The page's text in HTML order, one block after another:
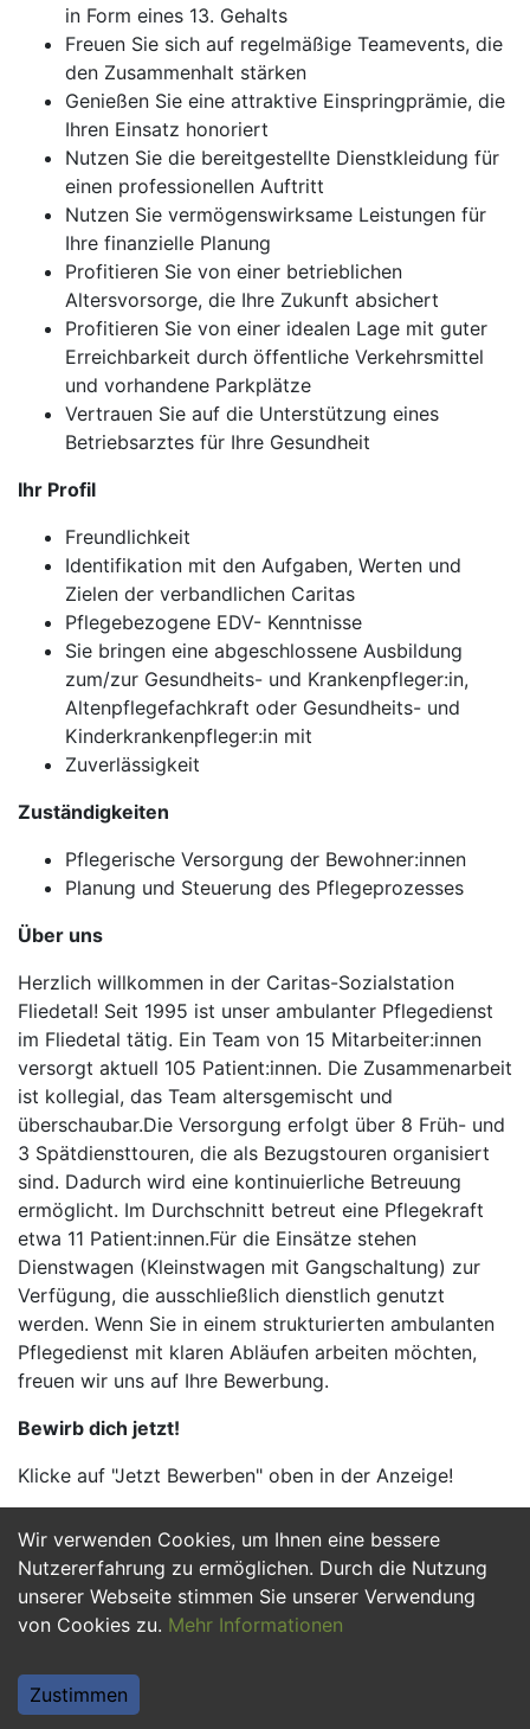
Wir verwenden Cookies, um Ihnen eine bessere
Nutzererfahrung zu ermöglichen. Durch die Nutzung
unserer Webseite stimmen Sie unserer Verwendung
von Cookies zu. Mehr Informationen
Zustimmen
in Form eines 13. Gehalts
Freuen Sie sich auf regelmäßige Teamevents, die
den Zusammenhalt stärken
Genießen Sie eine attraktive Einspringprämie, die
Ihren Einsatz honoriert
Nutzen Sie die bereitgestellte Dienstkleidung für
einen professionellen Auftritt
Nutzen Sie vermögenswirksame Leistungen für
Ihre finanzielle Planung
Profitieren Sie von einer betrieblichen
Altersvorsorge, die Ihre Zukunft absichert
Profitieren Sie von einer idealen Lage mit guter
Erreichbarkeit durch öffentliche Verkehrsmittel
und vorhandene Parkplätze
Vertrauen Sie auf die Unterstützung eines
Betriebsarztes für Ihre Gesundheit
Ihr Profil
Freundlichkeit
Identifikation mit den Aufgaben, Werten und
Zielen der verbandlichen Caritas
Pflegebezogene EDV- Kenntnisse
Sie bringen eine abgeschlossene Ausbildung
zum/zur Gesundheits- und Krankenpfleger:in,
Altenpflegefachkraft oder Gesundheits- und
Kinderkrankenpfleger:in mit
Zuverlässigkeit
Zuständigkeiten
Pflegerische Versorgung der Bewohner:innen
Planung und Steuerung des Pflegeprozesses
Über uns
Herzlich willkommen in der Caritas-Sozialstation
Fliedetal! Seit 1995 ist unser ambulanter Pflegedienst
im Fliedetal tätig. Ein Team von 15 Mitarbeiter:innen
versorgt aktuell 105 Patient:innen. Die Zusammenarbeit
ist kollegial, das Team altersgemischt und
überschaubar.Die Versorgung erfolgt über 8 Früh- und
3 Spätdiensttouren, die als Bezugstouren organisiert
sind. Dadurch wird eine kontinuierliche Betreuung
ermöglicht. Im Durchschnitt betreut eine Pflegekraft
etwa 11 Patient:innen.Für die Einsätze stehen
Dienstwagen (Kleinstwagen mit Gangschaltung) zur
Verfügung, die ausschließlich dienstlich genutzt
werden. Wenn Sie in einem strukturierten ambulanten
Pflegedienst mit klaren Abläufen arbeiten möchten,
freuen wir uns auf Ihre Bewerbung.
Bewirb dich jetzt!
Klicke auf "Jetzt Bewerben" oben in der Anzeige!
Jetzt Bewerben